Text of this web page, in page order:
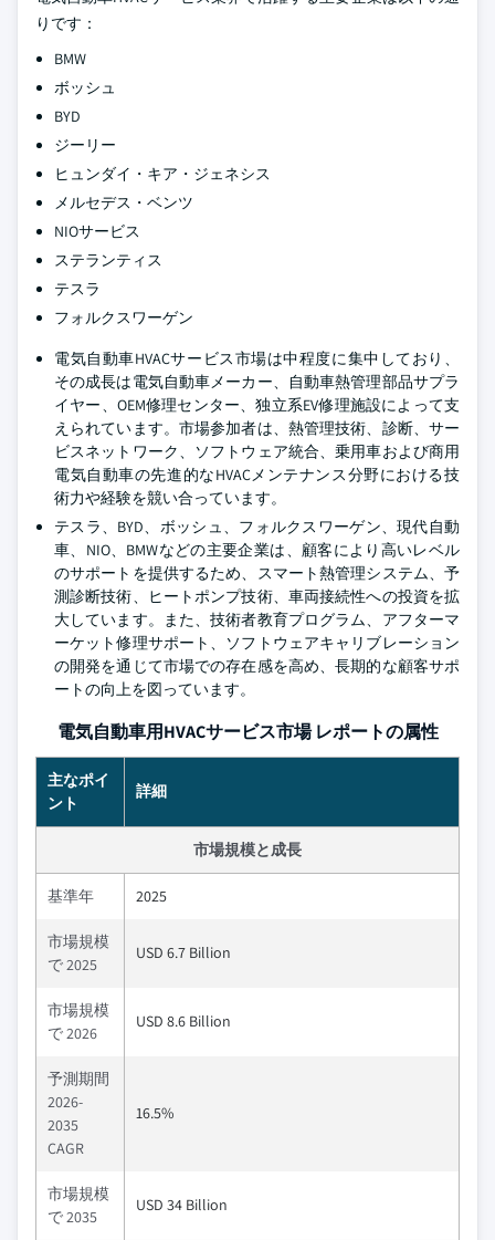
りです：
BMW
ボッシュ
BYD
ジーリー
ヒュンダイ・キア・ジェネシス
メルセデス・ベンツ
NIOサービス
ステランティス
テスラ
フォルクスワーゲン
電気自動車HVACサービス市場は中程度に集中しており、
その成長は電気自動車メーカー、自動車熱管理部品サプラ
イヤー、OEM修理センター、独立系EV修理施設によって支
えられています。市場参加者は、熱管理技術、診断、サー
ビスネットワーク、ソフトウェア統合、乗用車および商用
電気自動車の先進的なHVACメンテナンス分野における技
術力や経験を競い合っています。
テスラ、BYD、ボッシュ、フォルクスワーゲン、現代自動
車、NIO、BMWなどの主要企業は、顧客により高いレベル
のサポートを提供するため、スマート熱管理システム、予
測診断技術、ヒートポンプ技術、車両接続性への投資を拡
大しています。また、技術者教育プログラム、アフターマ
ーケット修理サポート、ソフトウェアキャリブレーション
の開発を通じて市場での存在感を高め、長期的な顧客サポ
ートの向上を図っています。
電気自動車用HVACサービス市場 レポートの属性
主なポイ
ント
詳細
市場規模と成長
基準年 2025
市場規模
で 2025
USD 6.7 Billion
市場規模
で 2026
USD 8.6 Billion
予測期間
2026-
2035
CAGR
16.5%
市場規模
で 2035
USD 34 Billion